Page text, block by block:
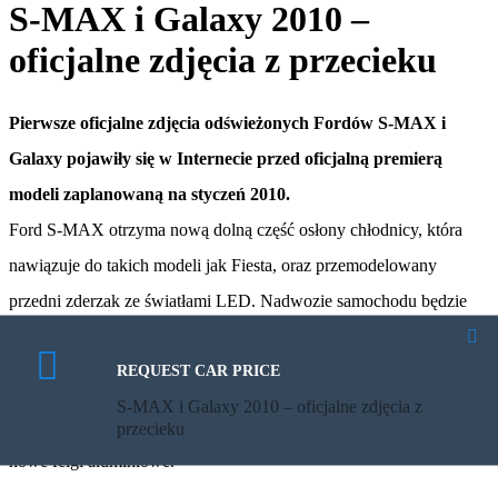
S-MAX i Galaxy 2010 –
oficjalne zdjęcia z przecieku
Pierwsze oficjalne zdjęcia odświeżonych Fordów S-MAX i
Galaxy pojawiły się w Internecie przed oficjalną premierą
modeli zaplanowaną na styczeń 2010.
Ford S-MAX otrzyma nową dolną część osłony chłodnicy, która
nawiązuje do takich modeli jak Fiesta, oraz przemodelowany
przedni zderzak ze światłami LED. Nadwozie samochodu będzie
wyróżniało się także nowymi zintegrowanymi światłami tylnymi, a
także zmienionymi obręczami aluminiowymi.
Nowy Galaxy otrzyma natomiast zmieniony przedni zderzak oraz
nowe felgi aluminiowe.
REQUEST CAR PRICE
S-MAX i Galaxy 2010 – oficjalne zdjęcia z
przecieku